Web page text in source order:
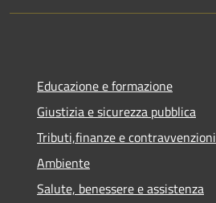
Educazione e formazione
Giustizia e sicurezza pubblica
Tributi,finanze e contravvenzioni
Ambiente
Salute, benessere e assistenza